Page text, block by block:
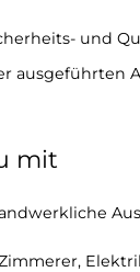
und
ausgeführten
mit